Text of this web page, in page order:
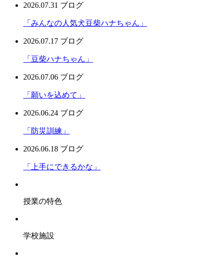
2026.07.31 ブログ
「みんなの人気犬豆柴ハナちゃん」
2026.07.17 ブログ
「豆柴ハナちゃん」
2026.07.06 ブログ
「願いを込めて」
2026.06.24 ブログ
「防災訓練」
2026.06.18 ブログ
「上手にできるかな」
授業の特色
学校施設